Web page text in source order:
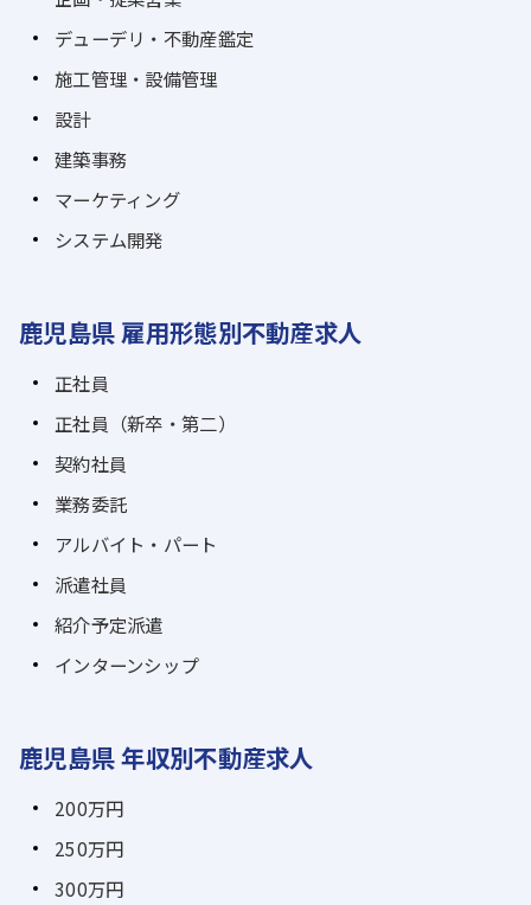
デューデリ・不動産鑑定
施工管理・設備管理
設計
建築事務
マーケティング
システム開発
鹿児島県 雇用形態別不動産求人
正社員
正社員（新卒・第二）
契約社員
業務委託
アルバイト・パート
派遣社員
紹介予定派遣
インターンシップ
鹿児島県 年収別不動産求人
200万円
250万円
300万円